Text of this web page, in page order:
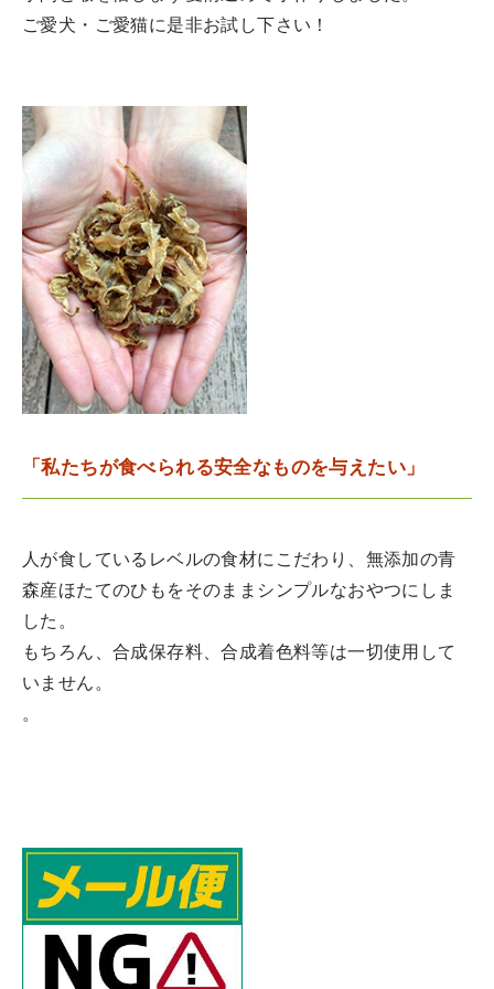
ご愛犬・ご愛猫に是非お試し下さい！
「私たちが食べられる安全なものを与えたい」
人が食しているレベルの食材にこだわり、無添加の青
森産ほたてのひもをそのままシンプルなおやつにしま
した。
もちろん、合成保存料、合成着色料等は一切使用して
いません。
。